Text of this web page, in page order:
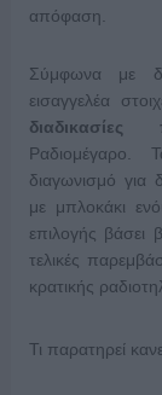
απόφαση.
Σύμφωνα με
εισαγγελέα
Ραδιομέγαρο.
διαγωνισμό για
με μπλοκάκι
επιλογής
τελικές
κρατικής
Τι παρατηρεί